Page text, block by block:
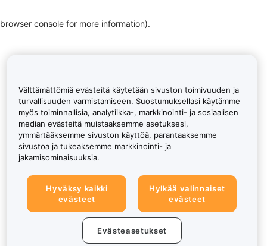
browser console for more information).
Välttämättömiä evästeitä käytetään sivuston toimivuuden ja
turvallisuuden varmistamiseen. Suostumuksellasi käytämme
myös toiminnallisia, analytiikka-, markkinointi- ja sosiaalisen
median evästeitä muistaaksemme asetuksesi,
ymmärtääksemme sivuston käyttöä, parantaaksemme
sivustoa ja tukeaksemme markkinointi- ja
jakamisominaisuuksia.
Hyväksy kaikki
evästeet
Hylkää valinnaiset
evästeet
Evästeasetukset